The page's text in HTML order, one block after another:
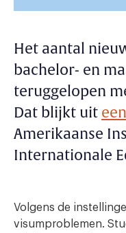
Het aantal
bachelor- en
teruggelopen
Dat blijkt uit
Amerikaanse
Internationale
Volgens de
visumproblemen.